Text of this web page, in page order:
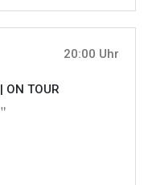
20:00 Uhr
ON TOUR